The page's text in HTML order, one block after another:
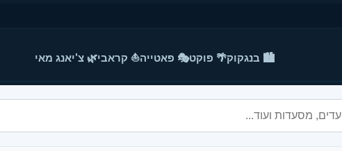
🏙️ בנגקוק🌴 פוקט🎭 פאטייה⛵ קראבי🌿 צ'יאנג מאי